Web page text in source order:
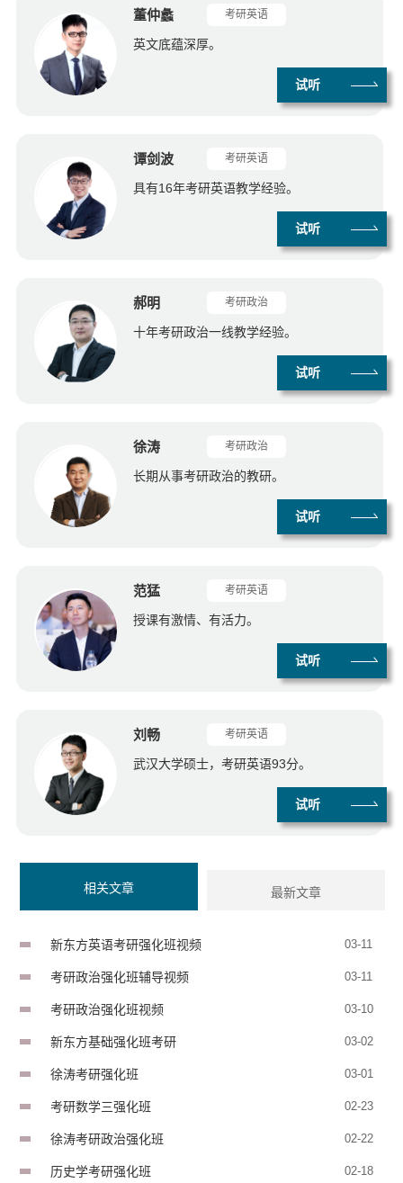
董仲蠡 考研英语
英文底蕴深厚。
试听
谭剑波 考研英语
具有16年考研英语教学经验。
试听
郝明 考研政治
十年考研政治一线教学经验。
试听
徐涛 考研政治
长期从事考研政治的教研。
试听
范猛 考研英语
授课有激情、有活力。
试听
刘畅 考研英语
武汉大学硕士，考研英语93分。
试听
相关文章 最新文章
新东方英语考研强化班视频 03-11
考研政治强化班辅导视频 03-11
考研政治强化班视频 03-10
新东方基础强化班考研 03-02
徐涛考研强化班 03-01
考研数学三强化班 02-23
徐涛考研政治强化班 02-22
历史学考研强化班 02-18